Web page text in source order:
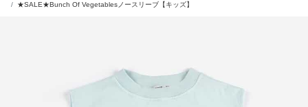
★SALE★Bunch Of Vegetablesノースリーブ【キッズ】